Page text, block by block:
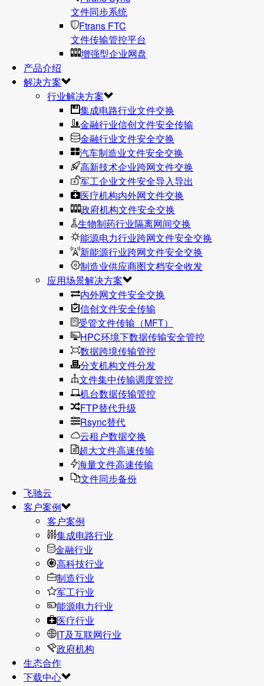
文件同步系统
Ftrans FTC
文件传输管控平台
增强型企业网盘
产品介绍
解决方案
行业解决方案
集成电路行业文件交换
金融行业信创文件安全传输
金融行业文件安全交换
汽车制造业文件安全交换
高新技术企业跨网文件交换
军工企业文件安全导入导出
医疗机构内外网文件交换
政府机构文件安全交换
生物制药行业隔离网间交换
能源电力行业跨网文件安全交换
新能源行业跨网文件安全交换
制造业供应商图文档安全收发
应用场景解决方案
内外网文件安全交换
信创文件安全传输
受管文件传输（MFT）
HPC环境下数据传输安全管控
数据跨境传输管控
分支机构文件分发
文件集中传输调度管控
机台数据传输管控
FTP替代升级
Rsync替代
云租户数据交换
超大文件高速传输
海量文件高速传输
文件同步备份
飞驰云
客户案例
客户案例
集成电路行业
金融行业
高科技行业
制造行业
军工行业
能源电力行业
医疗行业
IT及互联网行业
政府机构
生态合作
下载中心